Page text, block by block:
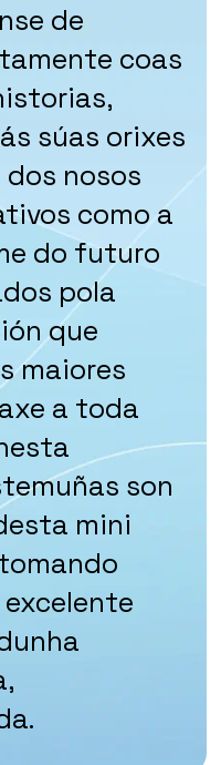
de
coas
súas orixes
nosos
como a
do futuro
pola
que
maiores
a toda
son
mini